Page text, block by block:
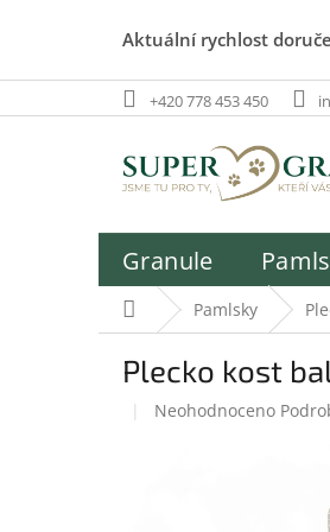
Aktuální rychlost
+420 778 453 450
Granule
Domů Pamlsky
Plecko kost
Průměrné
Neohodnoceno